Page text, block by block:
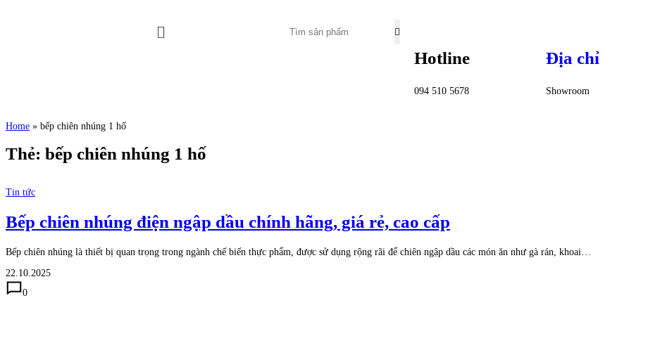
Hotline
094 510 5678
Địa chỉ
Showroom
Home » bếp chiên nhúng 1 hố
Thẻ: bếp chiên nhúng 1 hố
Tin tức
Bếp chiên nhúng điện ngập dầu chính hãng, giá rẻ, cao cấp
Bếp chiên nhúng là thiết bị quan trọng trong ngành chế biến thực phẩm, được sử dụng rộng rãi để chiên ngập dầu các món ăn như gà rán, khoai…
22.10.2025
0